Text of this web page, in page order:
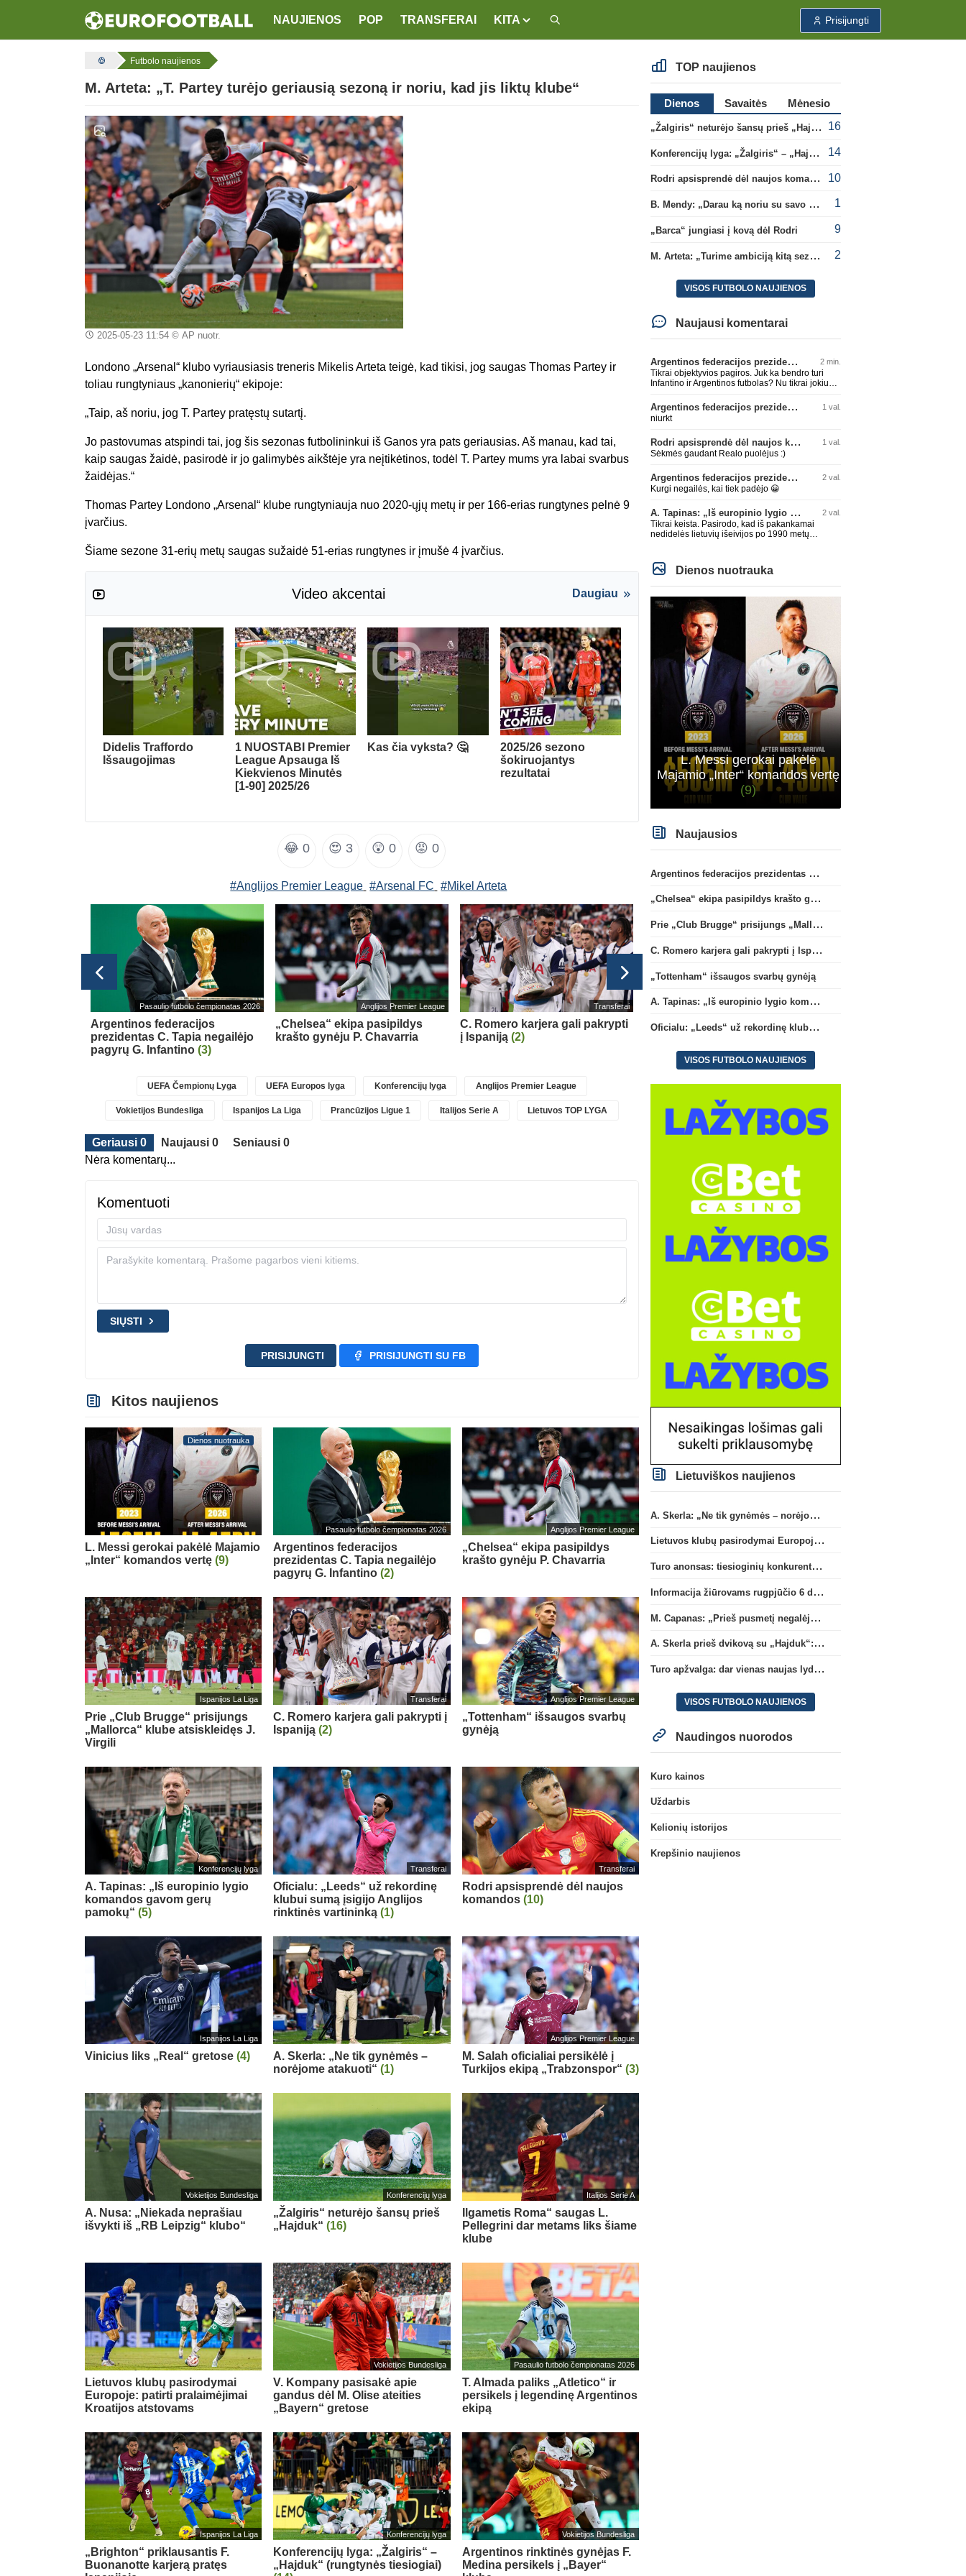
NAUJIENOS POP TRANSFERAI KITA Prisijungti
Futbolo naujienos
M. Arteta: „T. Partey turėjo geriausią sezoną ir noriu, kad jis liktų klube“
2025-05-23 11:54© AP nuotr.
Londono „Arsenal“ klubo vyriausiasis treneris Mikelis Arteta teigė, kad tikisi, jog saugas Thomas Partey ir
toliau rungtyniaus „kanonierių“ ekipoje:
„Taip, aš noriu, jog T. Partey pratęstų sutartį.
Jo pastovumas atspindi tai, jog šis sezonas futbolininkui iš Ganos yra pats geriausias. Aš manau, kad tai,
kaip saugas žaidė, pasirodė ir jo galimybės aikštėje yra neįtikėtinos, todėl T. Partey mums yra labai svarbus
žaidėjas.“
Thomas Partey Londono „Arsenal“ klube rungtyniauja nuo 2020-ųjų metų ir per 166-erias rungtynes pelnė 9
įvarčius.
Šiame sezone 31-erių metų saugas sužaidė 51-erias rungtynes ir įmušė 4 įvarčius.
Video akcentai Daugiau
Didelis Traffordo
Išsaugojimas
1 NUOSTABI Premier
League Apsauga Iš
Kiekvienos Minutės
[1-90] 2025/26
Kas čia vyksta? 🤔
2025/26 sezono
šokiruojantys
rezultatai
😂 0 😍 3 😲 0 😡 0
#Anglijos Premier League #Arsenal FC #Mikel Arteta
Pasaulio futbolo čempionatas 2026
Argentinos federacijos
prezidentas C. Tapia negailėjo
pagyrų G. Infantino (3)
Anglijos Premier League
„Chelsea“ ekipa pasipildys
krašto gynėju P. Chavarria
Transferai
C. Romero karjera gali pakrypti
į Ispaniją (2)
Anglijos Premier League
„Tottenham“ išsaugos svarbų
UEFA Čempionų Lyga UEFA Europos lyga Konferencijų lyga Anglijos Premier League
Vokietijos Bundesliga Ispanijos La Liga Prancūzijos Ligue 1 Italijos Serie A Lietuvos TOP LYGA
Geriausi 0 Naujausi 0
Seniausi 0
Nėra komentarų...
Komentuoti
SIŲSTI
PRISIJUNGTI PRISIJUNGTI SU FB
Kitos naujienos
Dienos nuotrauka
L. Messi gerokai pakėlė Majamio
„Inter“ komandos vertę (9)
Pasaulio futbolo čempionatas 2026
Argentinos federacijos
prezidentas C. Tapia negailėjo
pagyrų G. Infantino(2)
Anglijos Premier League
„Chelsea“ ekipa pasipildys
krašto gynėju P. Chavarria
Ispanijos La Liga
Prie „Club Brugge“ prisijungs
„Mallorca“ klube atsiskleidęs J.
Virgili
Transferai
C. Romero karjera gali pakrypti į
Ispaniją(2)
Anglijos Premier League
„Tottenham“ išsaugos svarbų
gynėją
Konferencijų lyga
A. Tapinas: „Iš europinio lygio
komandos gavom gerų
pamokų“ (5)
Transferai
Oficialu: „Leeds“ už rekordinę
klubui sumą įsigijo Anglijos
rinktinės vartininką(1)
Transferai
Rodri apsisprendė dėl naujos
komandos (10)
Ispanijos La Liga
Vinicius liks „Real“ gretose (4)
A. Skerla: „Ne tik gynėmės –
norėjome atakuoti“(1)
Anglijos Premier League
M. Salah oficialiai persikėlė į
Turkijos ekipą „Trabzonspor“ (3)
Vokietijos Bundesliga
A. Nusa: „Niekada neprašiau
išvykti iš „RB Leipzig“ klubo“
Konferencijų lyga
„Žalgiris“ neturėjo šansų prieš
„Hajduk“(16)
Italijos Serie A
Ilgametis Roma“ saugas L.
Pellegrini dar metams liks šiame
klube
Lietuvos klubų pasirodymai
Europoje: patirti pralaimėjimai
Kroatijos atstovams
Vokietijos Bundesliga
V. Kompany pasisakė apie
gandus dėl M. Olise ateities
„Bayern“ gretose
Pasaulio futbolo čempionatas 2026
T. Almada paliks „Atletico“ ir
persikels į legendinę Argentinos
ekipą
Ispanijos La Liga
„Brighton“ priklausantis F.
Buonanotte karjerą pratęs
Konferencijų lyga
Konferencijų lyga: „Žalgiris“ –
„Hajduk“ (rungtynės tiesiogiai)
Vokietijos Bundesliga
Argentinos rinktinės gynėjas F.
Medina persikels į „Bayer“
TOP naujienos
Dienos Savaitės
Mėnesio
„Žalgiris“ neturėjo šansų prieš „Hajduk“
16
Konferencijų lyga: „Žalgiris“ – „Hajduk“ (rungtynės tiesiogiai) 14
Rodri apsisprendė dėl naujos komandos 10
B. Mendy: „Darau ką noriu su savo pasaulio čempionato titulu“ 1
„Barca“ jungiasi į kovą dėl Rodri 9
M. Arteta: „Turime ambiciją kitą sezoną kovoti dėl visų titulų“ 2
VISOS FUTBOLO NAUJIENOS
Naujausi komentarai
Argentinos federacijos prezidentas C. Tapia negailėjo pagyrų G. Infantino 2 min.
Tikrai objektyvios pagiros. Juk ka bendro turi
Infantino ir Argentinos futbolas? Nu tikrai jokiu
Argentinos federacijos prezidentas C. Tapia negailėjo pagyrų G. Infantino 1 val.
niurkt
Rodri apsisprendė dėl naujos komandos 1 val.
Sėkmės gaudant Realo puolėjus :)
Argentinos federacijos prezidentas C. Tapia negailėjo pagyrų G. Infantino 2 val.
Kurgi negailės, kai tiek padėjo 😀
A. Tapinas: „Iš europinio lygio komandos gavom gerų pamokų“ 2 val.
Tikrai keista. Pasirodo, kad iš pakankamai
nedidelės lietuvių išeivijos po 1990 metų
abejomis kojomis, mokantis visokiausių ’fintų’,
stiprus fiziškai, kurio nepastumsi kaip Golubicko,
t. y. gerai išsilaikantis ant kojų kovoje, dar ir
antrame aukšte neblogai atrodantis, greitai
priimantis dažniausiai teisingus sprendimus, ir
dar turintis neblogą greitį. O Lietuvoje net tokie
talentai ’uždera’ gal kartą per dešimtmetį ar du.
Bet iš 1-2 aukštesnio lygio žaidėjų rimtos
rinktinės nesulipdysi...
Dienos nuotrauka
L. Messi gerokai pakėlė
Majamio „Inter“ komandos vertę
(9)
Naujausios
Argentinos federacijos prezidentas C. Tapia negailėjo pagyrų G. Infantino
„Chelsea“ ekipa pasipildys krašto gynėju P. Chavarria
Prie „Club Brugge“ prisijungs „Mallorca“ klube atsiskleidęs J. Virgili
C. Romero karjera gali pakrypti į Ispaniją
„Tottenham“ išsaugos svarbų gynėją
A. Tapinas: „Iš europinio lygio komandos gavom gerų pamokų“
Oficialu: „Leeds“ už rekordinę klubui sumą įsigijo Anglijos rinktinės vartininką
VISOS FUTBOLO NAUJIENOS
Lietuviškos naujienos
A. Skerla: „Ne tik gynėmės – norėjome atakuoti“
Lietuvos klubų pasirodymai Europoje: patirti pralaimėjimai Kroatijos atstovams
Turo anonsas: tiesioginių konkurentų dvikova Gargžduose
Informacija žiūrovams rugpjūčio 6 d. UEFA rungtynėms
M. Capanas: „Prieš pusmetį negalėjau net įsivaizduoti, kad žaisime prieš „Hajduk“
A. Skerla prieš dvikovą su „Hajduk“: „Tai kito kalibro komanda“
Turo apžvalga: dar vienas naujas lyderis
VISOS FUTBOLO NAUJIENOS
Naudingos nuorodos
Kuro kainos
Uždarbis
Kelionių istorijos
Krepšinio naujienos